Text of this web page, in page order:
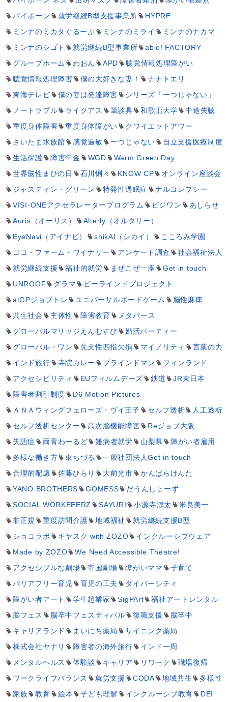
バイボーン
就労継続B型支援事業所
HYPRE
ミンナのミカタぐるーぷ
ミンナのミライ
ミンナのナカマ
ミンナのシゴト
就労継続B型事業所
able! FACTORY
グループホーム
わおん APD
聴覚情報処理障がい
聴覚情報処理障害
僕の大好きな妻！
ナナトエリ
東海テレビ
僕の妻は発達障害
シリーズ「一つじゃない」
ノートラブル
ライクアス 筆談具 和歌山大学
中途失聴
重度身体障害
重度身体障がい
クワイエットアワー
さいたま水族館
感覚過敏 一つじゃない
自立支援医療制度
生活保護
障害年金 WGD
Warm Green Day
世界脳性まひの日
石川悧々 KNOW CP
オンライン座談会
ジャスティン・グリーン
特発性過眠症
ナルコレプシー
VISI-ONEアクセラレータープログラム
ビジワン
あしらせ
Auris（オーリス）
Alterly（オルタリー）
EyeNavi（アイナビ）
shikAI（シカイ）
こころみ学園
ココ・ファーム・ワイナリー
アンケート調査
社会福祉法人
就労継続支援
福祉的就労 まぜこぜ一座
Get in touch
UNROOF
グラマ
ビーラインドプロジェクト
atGPジョブトレ
ユニバーサルボードゲーム
脳性麻痺
共生社会
主体性 障害教育
メタバース
グローバルマリッジえんむすび
婚活パーティー
グローバル・ワン
先天性四指欠損 マイノリティ
言葉の力
インド旅行
寺院カレー ブラインドマン
フィンランド
アクセシビリティ
EUフィルムデーズ 鉄道
JR東日本
障害者割引制度
D6 Motion Pictures
ＡＮＡウィングフェローズ・ヴイ王子
セルフ透析
人工透析
セルフ透析センター
高次脳機能障害
Reジョブ大阪
失語症
両育わーるど 難病者就労 山梨県
障がい者雇用
多様な働き方
東ちづる
一般社団法人Get in touch
合理的配慮
佐藤ひらり 大前光市
かんばらけんた
YANO BROTHERS
GOMESS
だうんしょーず
SOCIAL WORKEEERZ
SAYURI 小源寺涼太
米良美一
非正規
重度訪問介護 地域福祉
就労継続支援B型
ショコラボ
キヤスク with ZOZO
インクルーシブウェア
Made by ZOZO
We Need Accessible Theatre!
アクセシブルな劇場
帝国劇場 障がいママ
子育て
バリアフリー育児
育児の工夫
ダイバーシティ
障がい者アート
学生起業家 SigPArt
福祉アートレンタル
脳フェス
脳卒中フェスティバル 復職支援
脳卒中
キャリアランド
まいにち薬局
サイニング薬局
株式会社ヤナリ
障害者の海外旅行
インド一周
メンタルヘルス
体験談 キャリア リワーク
職場復帰
ワークライフバランス
就労支援 CODA 地域共生
多様性
家族
教育 絵本 子ども理解 インクルーシブ教育
DEI